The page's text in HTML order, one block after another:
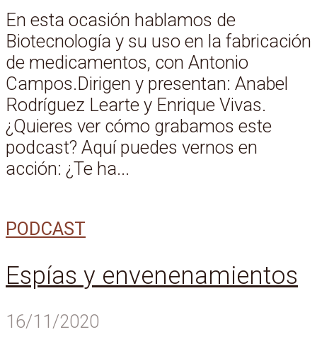
En esta ocasión hablamos de
Biotecnología y su uso en la fabricación
de medicamentos, con Antonio
Campos.Dirigen y presentan: Anabel
Rodríguez Learte y Enrique Vivas.
¿Quieres ver cómo grabamos este
podcast? Aquí puedes vernos en
acción: ¿Te ha...
PODCAST
Espías y envenenamientos
16/11/2020